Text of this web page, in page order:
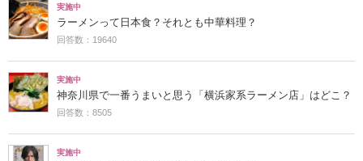
実施中
ラーメンって日本食？それとも中華料理？
回答数：19640
実施中
神奈川県で一番うまいと思う「横浜家系ラーメン店」はどこ？
回答数：8505
実施中